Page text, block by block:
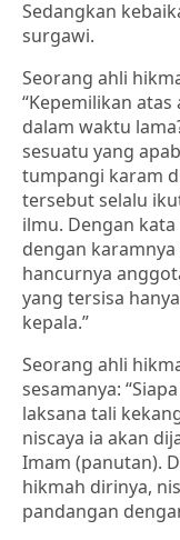
Sedangkan
surgawi.
Seorang ahli
“Kepemilikan
dalam waktu
sesuatu yang
tumpangi karam
tersebut selalu
ilmu. Dengan
dengan
hancurnya
yang tersisa
kepala.”
Seorang ahli
sesamanya:
laksana tali
niscaya ia akan
Imam (panutan).
hikmah dirinya,
pandangan